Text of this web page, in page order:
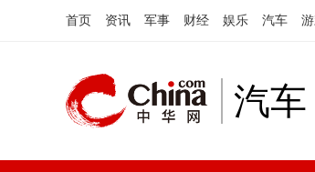
首页 资讯 军事 财经 娱乐 汽车
汽车